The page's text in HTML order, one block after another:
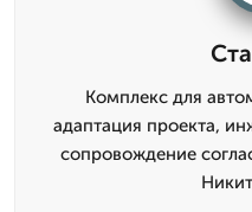
Комплекс для
адаптация проекта,
сопровождение